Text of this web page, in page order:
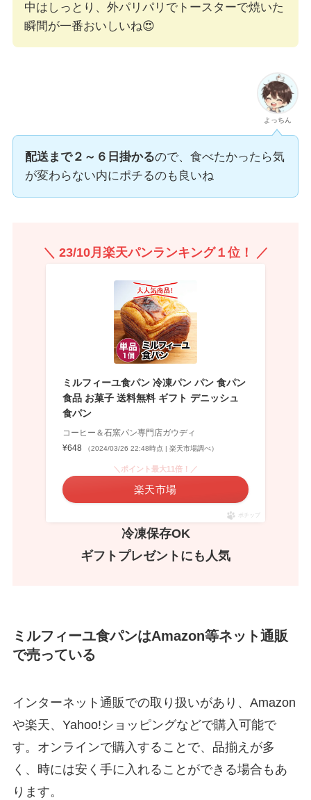
中はしっとり、外パリパリでトースターで焼いた
瞬間が一番おいしいね😍
よっちん
配送まで２～６日掛かるので、食べたかったら気
が変わらない内にポチるのも良いね
＼ 23/10月 楽天パンランキング１位！ ／
ミルフィーユ食パン 冷凍パン パン 食パン
食品 お菓子 送料無料 ギフト デニッシュ
食パン
コーヒー＆石窯パン専門店ガウディ
¥648
（2024/03/26 22:48時点 | 楽天市場調べ）
＼ポイント最大11倍！／
楽天市場
ポチップ
冷凍保存OK
ギフトプレゼントにも人気
ミルフィーユ食パンはAmazon等ネット通販
で売っている
インターネット通販での取り扱いがあり、Amazon
や楽天、Yahoo!ショッピングなどで購入可能で
す。オンラインで購入することで、品揃えが多
く、時には安く手に入れることができる場合もあ
ります​​。